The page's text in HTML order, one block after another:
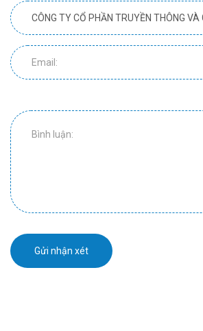
Gửi nhận xét